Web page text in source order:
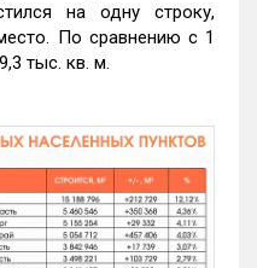
на одну строку,
По сравнению с 1
тыс. кв. м.